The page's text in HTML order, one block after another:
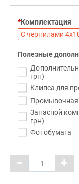
Комплектация
С чернилами
Полезные
грн)
Клипса для
Промывочная
Запасной
грн)
Фотобумага